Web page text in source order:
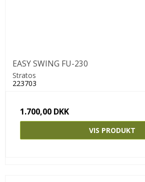
EASY SWING FU-230
Stratos
223703
1.700,00 DKK
VIS PRODUKT